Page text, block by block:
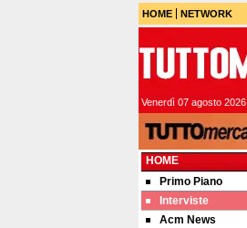
HOME NETWORK
Venerdì 07 agosto 2026
HOME
Primo Piano
Interviste
Acm News